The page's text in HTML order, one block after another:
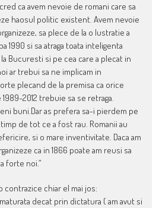
ca avem nevoie de romani care sa
haosul politic existent. Avem nevoie
sa plece de la o lustratie a
1990 si sa atraga toata inteligenta
Bucuresti si pe cea care a plecat in
ar trebui sa ne implicam in
plecand de la premisa ca orice
2012 trebuie sa se retraga.
buni.Dar as prefera sa-i pierdem pe
de tot ce a fost rau. Romanii au
si o mare inventivitate. Daca am
ca in 1866 poate am reusi sa
forte noi.”
chiar el mai jos:
decat prin dictatura ( am avut si